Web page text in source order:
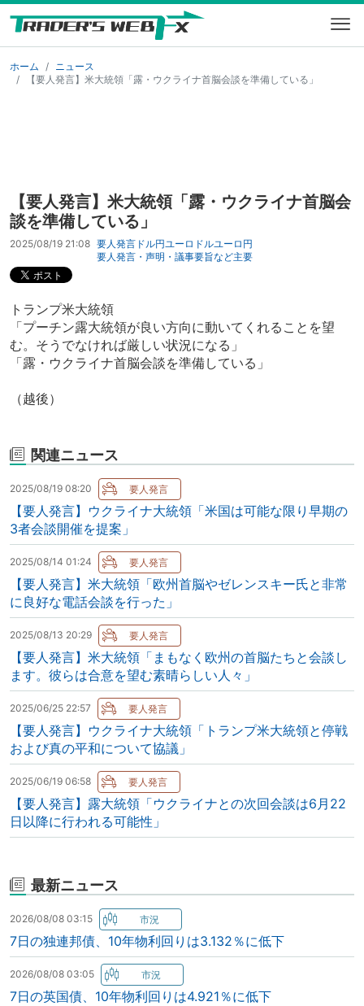
ホーム
ニュース
【要人発言】米大統領「露・ウクライナ首脳会談を準備している」
【要人発言】米大統領「露・ウクライナ首脳会
談を準備している」
2025/08/19 21:08 要人発言 ドル円ユーロドルユーロ円
要人発言・声明・議事要旨など主要
トランプ米大統領
「プーチン露大統領が良い方向に動いてくれることを望
む。そうでなければ厳しい状況になる」
「露・ウクライナ首脳会談を準備している」
（越後）
関連ニュース
2025/08/19 08:20
【要人発言】ウクライナ大統領「米国は可能な限り早期の
3者会談開催を提案」
2025/08/14 01:24
【要人発言】米大統領「欧州首脳やゼレンスキー氏と非常
に良好な電話会談を行った」
2025/08/13 20:29
【要人発言】米大統領「まもなく欧州の首脳たちと会談し
ます。彼らは合意を望む素晴らしい人々」
2025/06/25 22:57
【要人発言】ウクライナ大統領「トランプ米大統領と停戦
および真の平和について協議」
2025/06/19 06:58
【要人発言】露大統領「ウクライナとの次回会談は6月22
日以降に行われる可能性」
最新ニュース
2026/08/08 03:15
7日の独連邦債、10年物利回りは3.132％に低下
2026/08/08 03:05
7日の英国債、10年物利回りは4.921％に低下